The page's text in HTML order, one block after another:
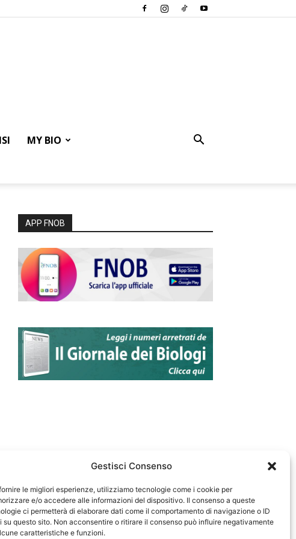
Gestisci Consenso
le migliori esperienze, utilizziamo tecnologie come i cookie per
e/o accedere alle informazioni del dispositivo. Il consenso a queste
ci permetterà di elaborare dati come il comportamento di navigazione o ID
su questo sito. Non acconsentire o ritirare il consenso può influire negativamente
caratteristiche e funzioni.
MY BIO
APP FNOB